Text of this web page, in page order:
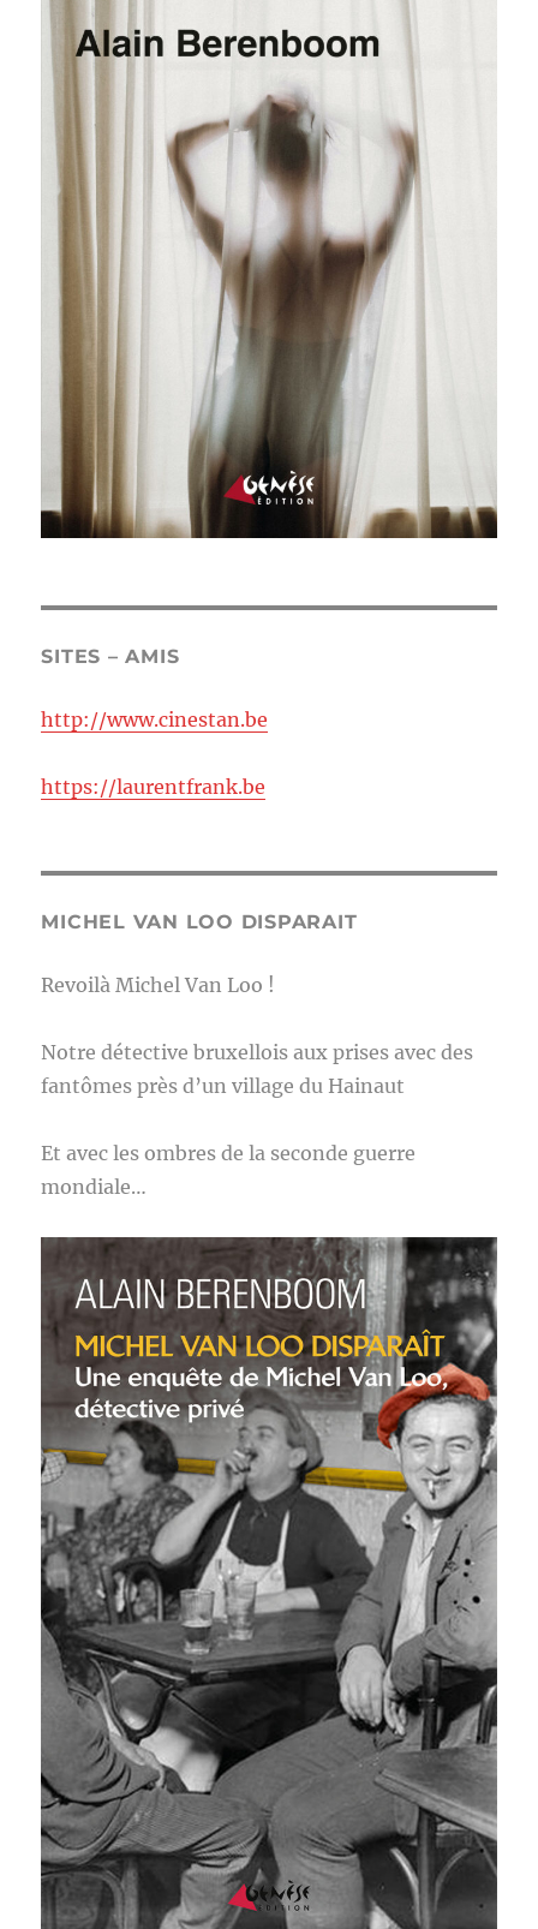
SITES – AMIS
http://www.cinestan.be
https://laurentfrank.be
MICHEL VAN LOO DISPARAIT
Revoilà Michel Van Loo !
Notre détective bruxellois aux prises avec des
fantômes près d’un village du Hainaut
Et avec les ombres de la seconde guerre
mondiale…